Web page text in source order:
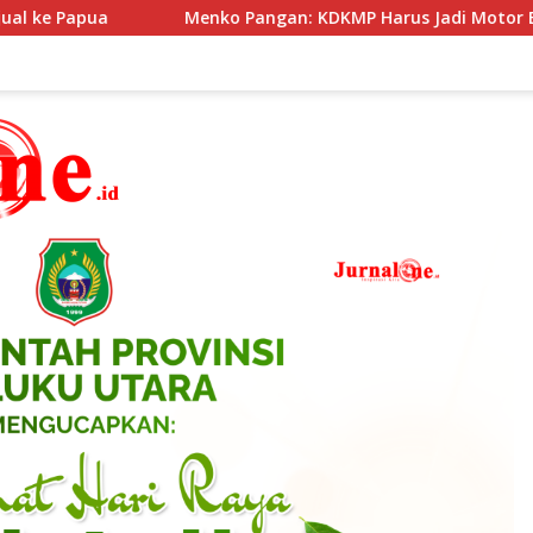
KDKMP Harus Jadi Motor Ekonomi Desa Berbasis